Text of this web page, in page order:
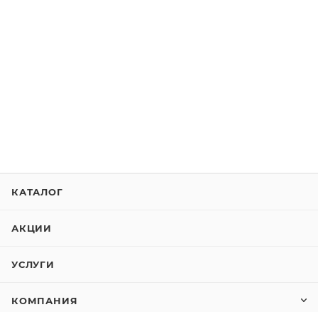
КАТАЛОГ
АКЦИИ
УСЛУГИ
КОМПАНИЯ